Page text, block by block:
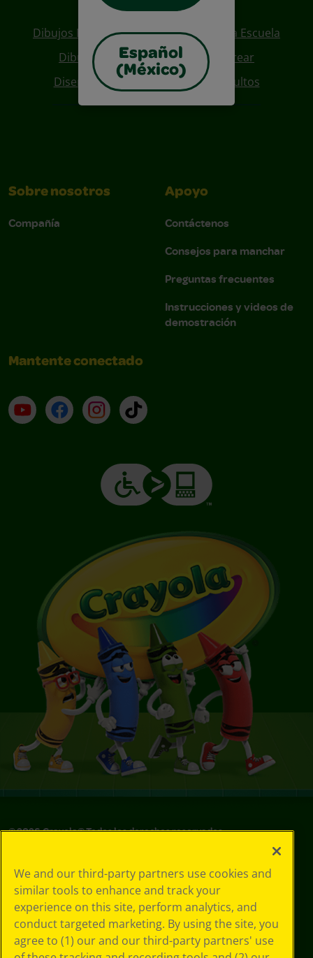
Español
(México)
Also of Interest
Dibujos Para Colorear De Regreso A La Escuela
Dibujos De Personajes Para Colorear
Diseños Para Coloreables Para Adultos
Sobre nosotros
Compañía
Apoyo
Contáctenos
Consejos para manchar
Preguntas frecuentes
Instrucciones y videos de
demostración
Mantente conectado
YouTube (en inglés)
Facebook (en inglés)
Instagram (en inglés)
TikTok
©2026Crayola® Todos los derechos reservados.
de privacidad
Política de
privacidad
Términos de SMS
GDPR
Aviso de
We and our third-party partners use cookies and
similar tools to enhance and track your
experience on this site, perform analytics, and
conduct targeted marketing. By using the site, you
agree to (1) our and our third-party partners' use